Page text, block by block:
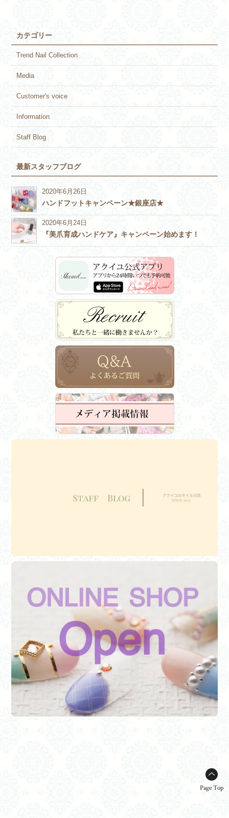
カテゴリー
Trend Nail Collection
Media
Customer's voice
Information
Staff Blog
最新スタッフブログ
2020年6月26日
ハンドフットキャンペーン★銀座店★
2020年6月24日
『美爪育成ハンドケア』キャンペーン始めます！
Page Top